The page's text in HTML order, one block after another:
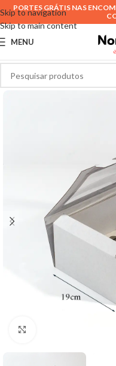
Skip to navigation
Skip to main content
PORTES GRÁTIS NAS
MENU